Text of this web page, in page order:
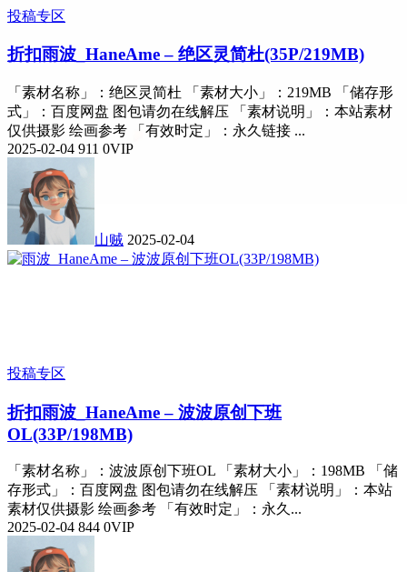
投稿专区
折扣雨波_HaneAme – 绝区灵简杜(35P/219MB)
「素材名称」：绝区灵简杜 「素材大小」：219MB 「储存形
式」：百度网盘 图包请勿在线解压 「素材说明」：本站素材
仅供摄影 绘画参考 「有效时定」：永久链接 ...
2025-02-04 911 0VIP
山贼 2025-02-04
投稿专区
折扣雨波_HaneAme – 波波原创下班
OL(33P/198MB)
「素材名称」：波波原创下班OL 「素材大小」：198MB 「储
存形式」：百度网盘 图包请勿在线解压 「素材说明」：本站
素材仅供摄影 绘画参考 「有效时定」：永久...
2025-02-04 844 0VIP